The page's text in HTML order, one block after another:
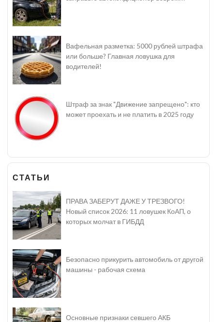
Вафельная разметка: 5000 рублей штрафа
или больше? Главная ловушка для
водителей!
Штраф за знак "Движение запрещено": кто
может проехать и не платить в 2025 году
СТАТЬИ
ПРАВА ЗАБЕРУТ ДАЖЕ У ТРЕЗВОГО!
Новый список 2026: 11 ловушек КоАП, о
которых молчат в ГИБДД
Безопасно прикурить автомобиль от другой
машины - рабочая схема
Основные признаки севшего АКБ